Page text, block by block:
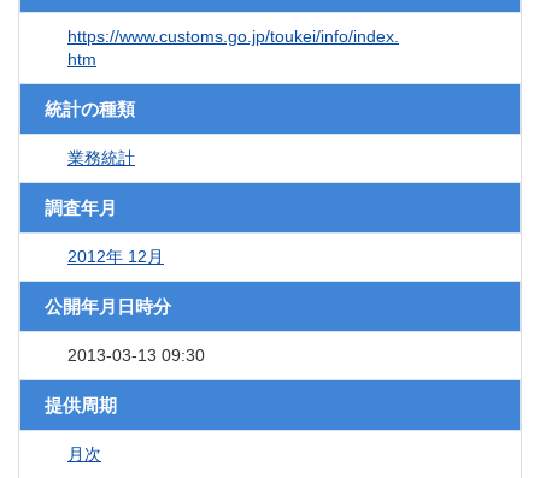
https://www.customs.go.jp/toukei/info/index.
htm
統計の種類
業務統計
調査年月
2012年 12月
公開年月日時分
2013-03-13 09:30
提供周期
月次